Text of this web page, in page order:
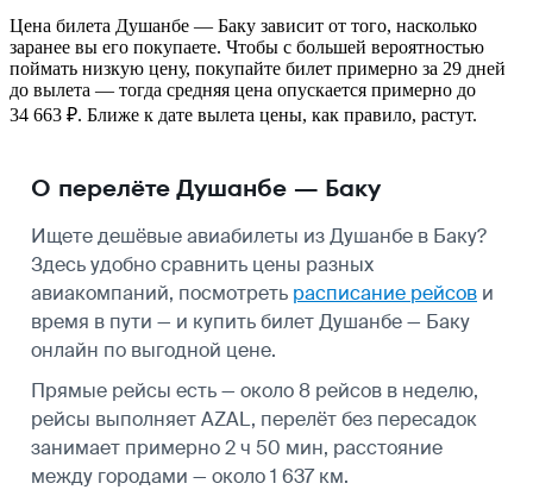
Цена билета Душанбе — Баку зависит от того, насколько
заранее вы его покупаете. Чтобы с большей вероятностью
поймать низкую цену, покупайте билет примерно за 29 дней
до вылета — тогда средняя цена опускается примерно до
34 663 ₽. Ближе к дате вылета цены, как правило, растут.
О перелёте Душанбе — Баку
Ищете дешёвые авиабилеты из Душанбе в Баку?
Здесь удобно сравнить цены разных
авиакомпаний, посмотреть расписание рейсов и
время в пути — и купить билет Душанбе — Баку
онлайн по выгодной цене.
Прямые рейсы есть — около 8 рейсов в неделю,
рейсы выполняет AZAL, перелёт без пересадок
занимает примерно 2 ч 50 мин, расстояние
между городами — около 1 637 км.